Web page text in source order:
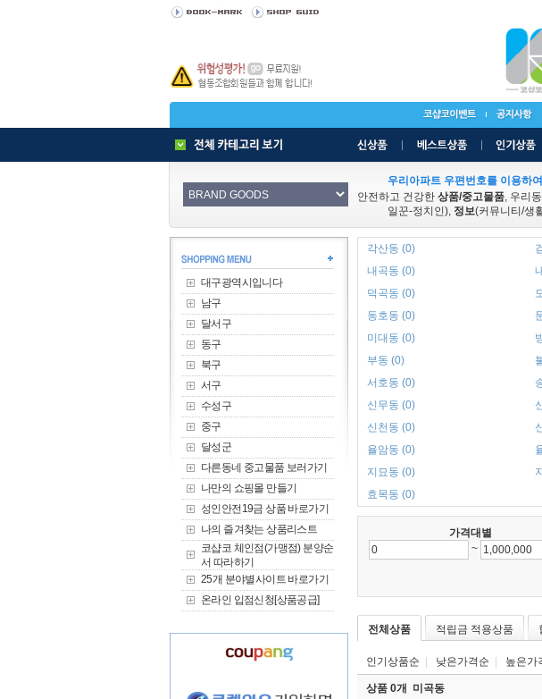
우리아파트 우편번호를 이용하
안전하고 건강한 상품/중고물품, 우리동
일꾼-정치인), 정보(커뮤니티/생
대구광역시입니다
남구
달서구
동구
북구
서구
수성구
중구
달성군
다른동네 중고물품 보러가기
나만의 쇼핑몰 만들기
성인안전19금 상품 바로가기
나의 즐겨찾는 상품리스트
코샵코 체인점(가맹점) 분양순
서 따라하기
25개 분야별사이트 바로가기
온라인 입점신청[상품공급]
각산동 (0)
내곡동 (0)
덕곡동 (0)
동호동 (0)
미대동 (0)
부동 (0)
서호동 (0)
신무동 (0)
신천동 (0)
율암동 (0)
지묘동 (0)
효목동 (0)
가격대별
~
전체상품 적립금 적용상품
인기상품순 낮은가격순 높은가
상품 0개 미곡동